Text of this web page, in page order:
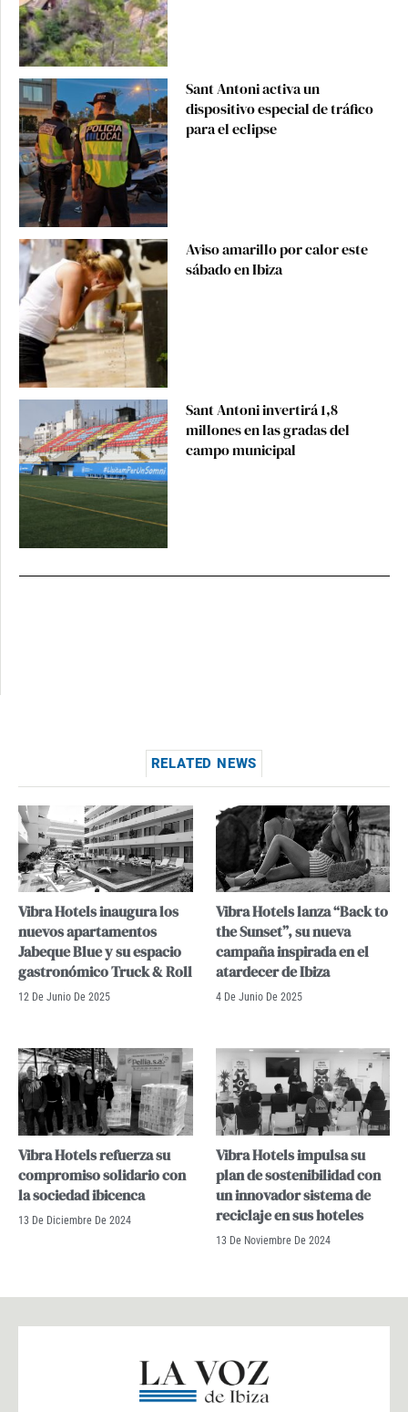
Sant Antoni activa un
dispositivo especial de tráfico
para el eclipse
Aviso amarillo por calor este
sábado en Ibiza
Sant Antoni invertirá 1,8
millones en las gradas del
campo municipal
RELATED NEWS
Vibra Hotels inaugura los
nuevos apartamentos
Jabeque Blue y su espacio
gastronómico Truck & Roll
12 De Junio De 2025
Vibra Hotels lanza “Back to
the Sunset”, su nueva
campaña inspirada en el
atardecer de Ibiza
4 De Junio De 2025
Vibra Hotels refuerza su
compromiso solidario con
la sociedad ibicenca
13 De Diciembre De 2024
Vibra Hotels impulsa su
plan de sostenibilidad con
un innovador sistema de
reciclaje en sus hoteles
13 De Noviembre De 2024